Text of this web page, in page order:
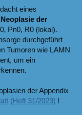
eines
der
Pn0, R0 (lokal).
durchgeführt
Tumoren wie LAMN
um ein
der Appendix
(Heft 31/2023) !